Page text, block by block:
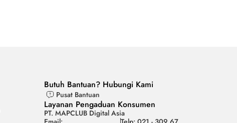
Butuh Bantuan? Hubungi Kami
Pusat Bantuan
Layanan Pengaduan Konsumen
PT. MAPCLUB Digital Asia